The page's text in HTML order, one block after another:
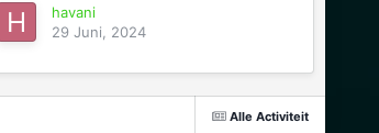
havani
29 Juni, 2024
Alle Activiteit